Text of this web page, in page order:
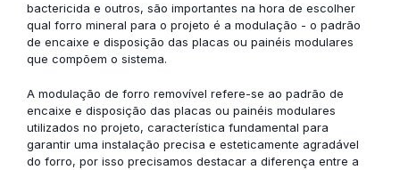
bactericida e outros, são importantes na hora de escolher
qual forro mineral para o projeto é a modulação - o padrão
de encaixe e disposição das placas ou painéis modulares
que compõem o sistema.
A modulação de forro removível refere-se ao padrão de
encaixe e disposição das placas ou painéis modulares
utilizados no projeto, característica fundamental para
garantir uma instalação precisa e esteticamente agradável
do forro, por isso precisamos destacar a diferença entre a